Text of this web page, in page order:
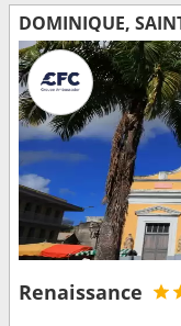
Renaissance